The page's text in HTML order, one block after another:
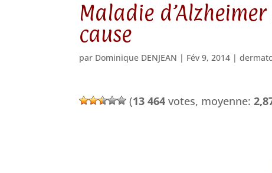
Maladie
cause
par Dominique DENJEAN | Fév 9, 2014 |
(13 464 votes, moyenne: